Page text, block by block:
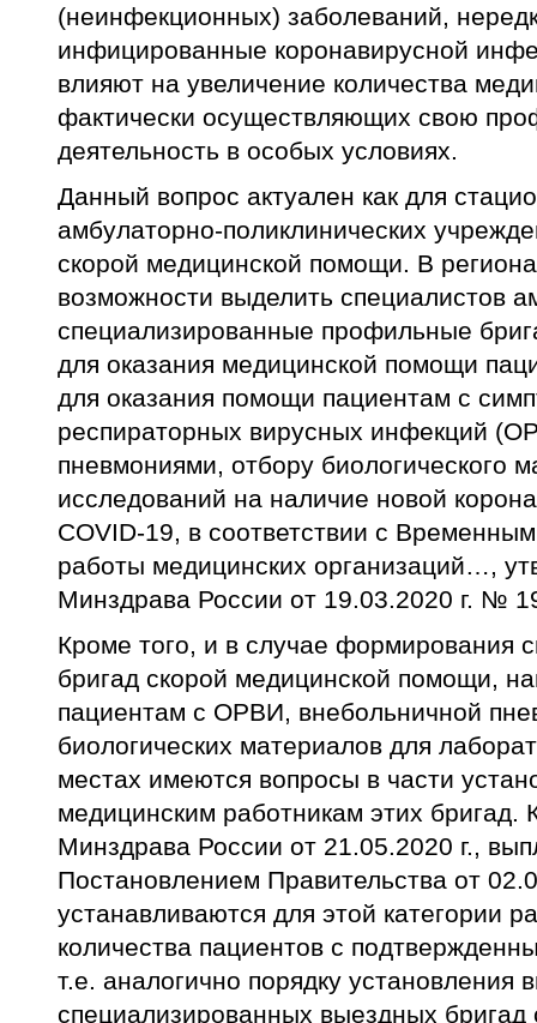
(неинфекционных) заболеваний,
инфицированные коронавирусной
влияют на увеличение количества
фактически осуществляющих свою
деятельность в особых условиях.
Данный вопрос актуален как для
амбулаторно-поликлинических
скорой медицинской помощи. В
возможности выделить специалистов
специализированные профильные
для оказания медицинской помощи
для оказания помощи пациентам с
респираторных вирусных инфекций
пневмониями, отбору биологического
исследований на наличие новой
COVID-19, в соответствии с
работы медицинских организаций…,
Минздрава России от 19.03.2020 г. №
Кроме того, и в случае формирования
бригад скорой медицинской помощи,
пациентам с ОРВИ, внебольничной
биологических материалов для
местах имеются вопросы в части
медицинским работникам этих бригад.
Минздрава России от 21.05.2020 г.,
Постановлением Правительства от
устанавливаются для этой категории
количества пациентов с
т.е. аналогично порядку установления
специализированных выездных бригад